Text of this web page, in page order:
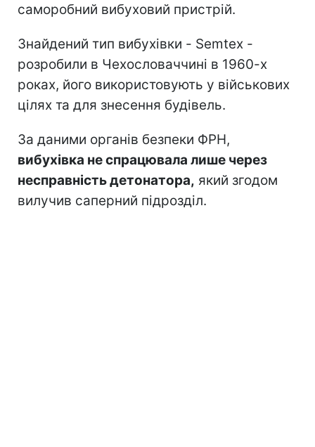
саморобний вибуховий пристрій.
Знайдений тип вибухівки - Semtex -
розробили в Чехословаччині в 1960-х
роках, його використовують у військових
цілях та для знесення будівель.
За даними органів безпеки ФРН,
вибухівка не спрацювала лише через
несправність детонатора, який згодом
вилучив саперний підрозділ.